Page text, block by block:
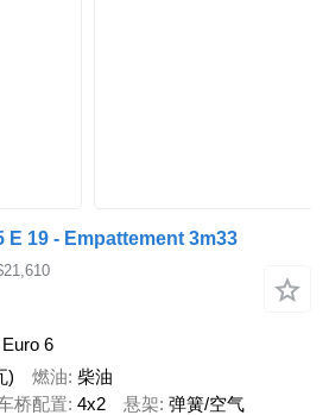
E 19 - Empattement 3m33
Euro 6
) 燃油 柴油
桥配置 4x2 悬架 弹簧/空气